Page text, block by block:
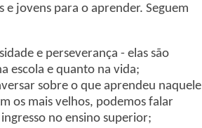
e jovens para o aprender. Seguem
e perseverança - elas são
escola e quanto na vida;
sobre o que aprendeu naquele
os mais velhos, podemos falar
no ensino superior;